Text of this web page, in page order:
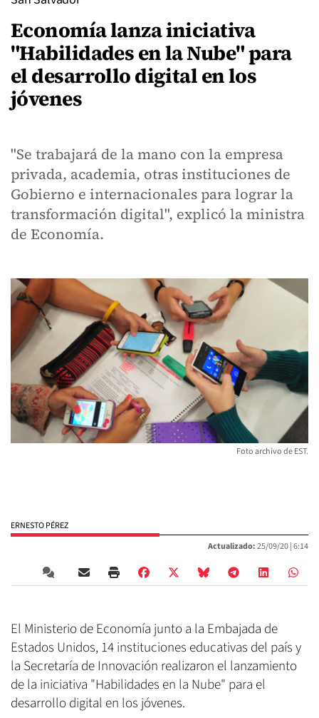
Economía lanza iniciativa
"Habilidades en la Nube" para
el desarrollo digital en los
jóvenes
"Se trabajará de la mano con la empresa
privada, academia, otras instituciones de
Gobierno e internacionales para lograr la
transformación digital", explicó la ministra
de Economía.
Foto archivo de EST.
ERNESTO PÉREZ
Actualizado:25/09/20 |6:14
El Ministerio de Economía junto a la Embajada de
Estados Unidos, 14 instituciones educativas del país y
la Secretaría de Innovación realizaron el lanzamiento
de la iniciativa "Habilidades en la Nube" para el
desarrollo digital en los jóvenes.